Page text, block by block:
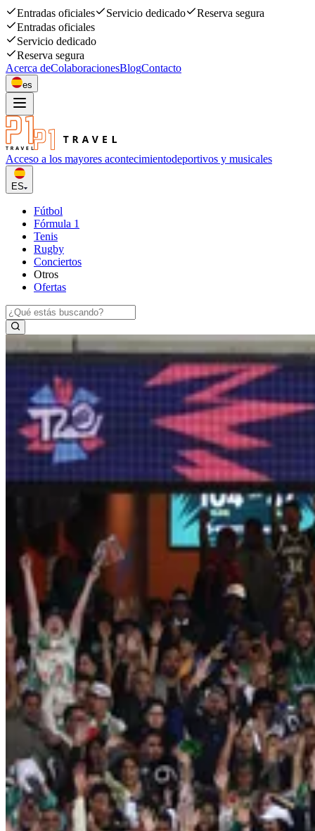
Entradas oficiales Servicio dedicado
Reserva segura
Entradas oficiales
Servicio dedicado
Reserva segura
Acerca deColaboracionesBlogContacto
es
Acceso a los mayores acontecimientodeportivos y musicales
ES
Fútbol
Fórmula 1
Tenis
Rugby
Conciertos
Otros
Ofertas